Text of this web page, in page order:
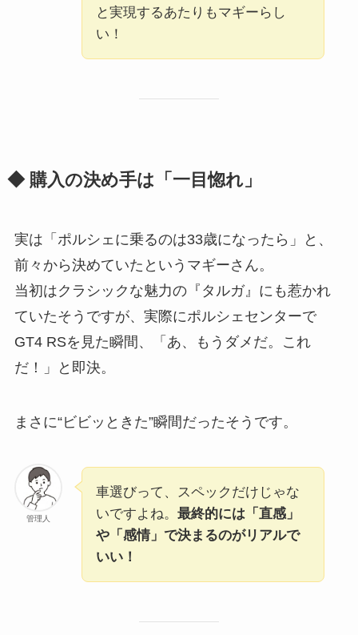
と実現するあたりもマギーらし
い！
◆ 購入の決め手は「一目惚れ」
実は「ポルシェに乗るのは33歳になったら」と、
前々から決めていたというマギーさん。
当初はクラシックな魅力の『タルガ』にも惹かれ
ていたそうですが、実際にポルシェセンターで
GT4 RSを見た瞬間、「あ、もうダメだ。これ
だ！」と即決。
まさに“ビビッときた”瞬間だったそうです。
管理人
車選びって、スペックだけじゃな
いですよね。 最終的には「直感」
や「感情」で決まるのがリアルで
いい！